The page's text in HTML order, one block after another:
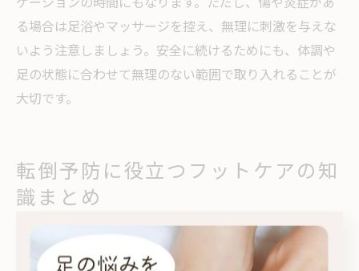
る場合は足浴やマッサージを控え、無理に刺激を与えな
いよう注意しましょう。安全に続けるためにも、体調や
足の状態に合わせて無理のない範囲で取り入れることが
大切です。
転倒予防に役立つフットケアの知
識まとめ
フットケアで高齢者の転倒リスクを下げる方法